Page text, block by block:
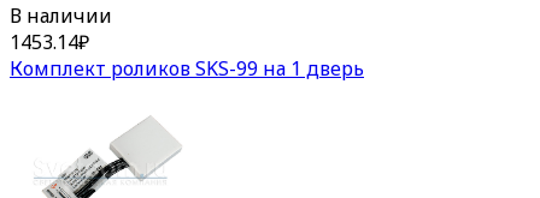
В наличии
1453.14₽
Комплект роликов SKS-99 на 1 дверь